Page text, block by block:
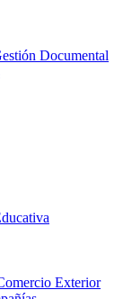
Documental
Exterior